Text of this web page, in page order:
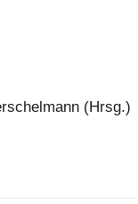
(Hrsg.)